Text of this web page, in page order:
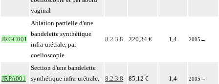
vaginal
JRGC001
Ablation partielle d'une
bandelette synthétique
infra-urétrale, par
coelioscopie
8.2.3.8 220,34 € 1,4 2005 →
JRPA001
Section d'une bandelette
synthétique infra-urétrale,
8.2.3.8 85,12 € 1,4 2005 →